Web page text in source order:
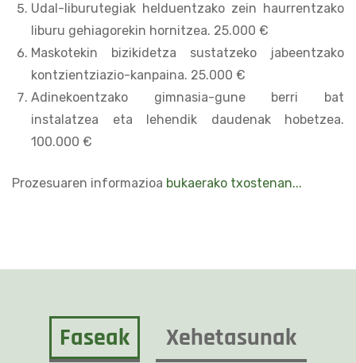
Udal-liburutegiak helduentzako zein haurrentzako
liburu gehiagorekin hornitzea. 25.000 €
Maskotekin bizikidetza sustatzeko jabeentzako
kontzientziazio-kanpaina. 25.000 €
Adinekoentzako gimnasia-gune berri bat
instalatzea eta lehendik daudenak hobetzea.
100.000 €
Prozesuaren informazioa bukaerako txostenan...
Faseak Xehetasunak